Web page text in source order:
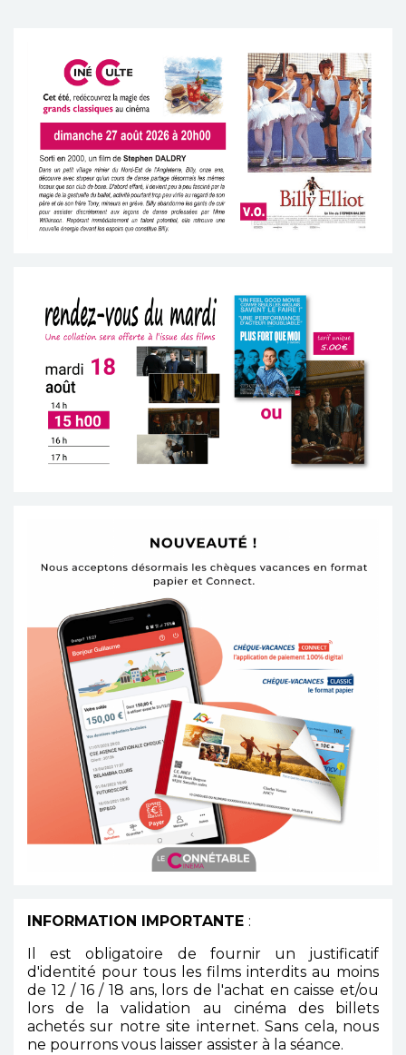
TOUT PUBLIC
INFORMATION IMPORTANTE :
Il est obligatoire de fournir un justificatif
d'identité pour tous les films interdits au moins
de 12 / 16 / 18 ans, lors de l'achat en caisse et/ou
lors de la validation au cinéma des billets
achetés sur notre site internet. Sans cela, nous
ne pourrons vous laisser assister à la séance.